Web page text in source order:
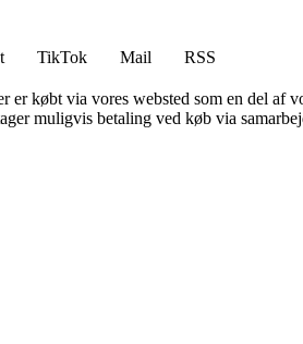
TikTok Mail
RSS
købt via vores websted som en del af
muligvis betaling ved køb via